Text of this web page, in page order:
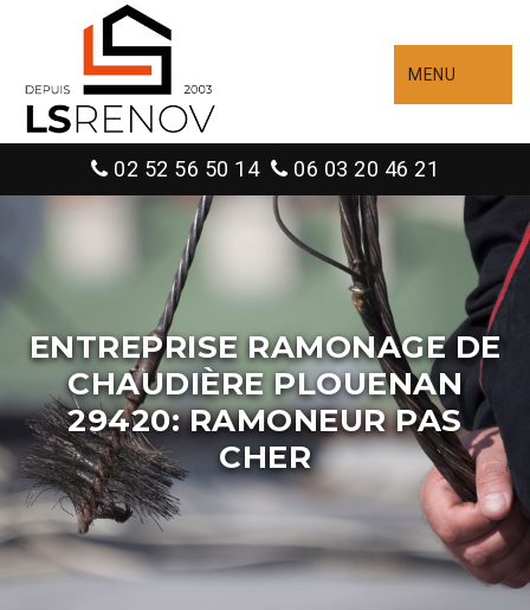
MENU
02 52 56 50 14 06 03 20 46 21
ENTREPRISE RAMONAGE DE
CHAUDIÈRE PLOUENAN
29420: RAMONEUR PAS
CHER